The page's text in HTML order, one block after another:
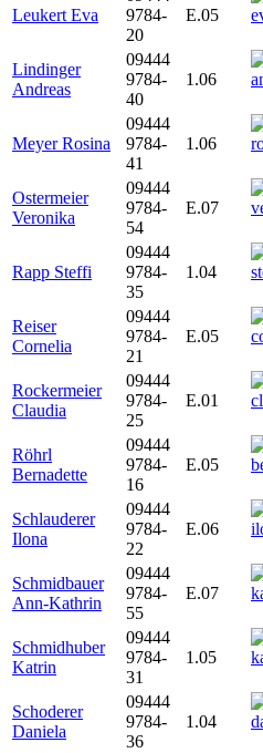
Leukert Eva
9784-
20
E.05
Lindinger
Andreas
09444
9784-
40
1.06
Meyer Rosina
09444
9784-
41
1.06
Ostermeier
Veronika
09444
9784-
54
E.07
Rapp Steffi
09444
9784-
35
1.04
Reiser
Cornelia
09444
9784-
21
E.05
Rockermeier
Claudia
09444
9784-
25
E.01
Röhrl
Bernadette
09444
9784-
16
E.05
Schlauderer
Ilona
09444
9784-
22
E.06
Schmidbauer
Ann-Kathrin
09444
9784-
55
E.07
Schmidhuber
Katrin
09444
9784-
31
1.05
Schoderer
Daniela
09444
9784-
36
1.04